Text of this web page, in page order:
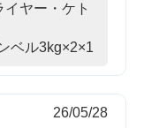
ヤー・ケト
ベル3kg×2×1
26/05/28